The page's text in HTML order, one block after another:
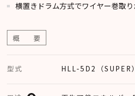
横置きドラム方式でワイヤー巻取
概 要
型式 HLL-5D2（SUPER）